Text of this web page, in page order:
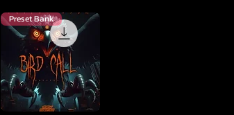
Preset Bank